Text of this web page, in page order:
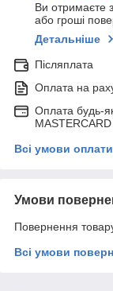
Ви отримаєте
або гроші
Детальніше
Післяплата
Оплата на
Оплата будь-
Всі умови оплати
Умови
Повернення
Всі умови